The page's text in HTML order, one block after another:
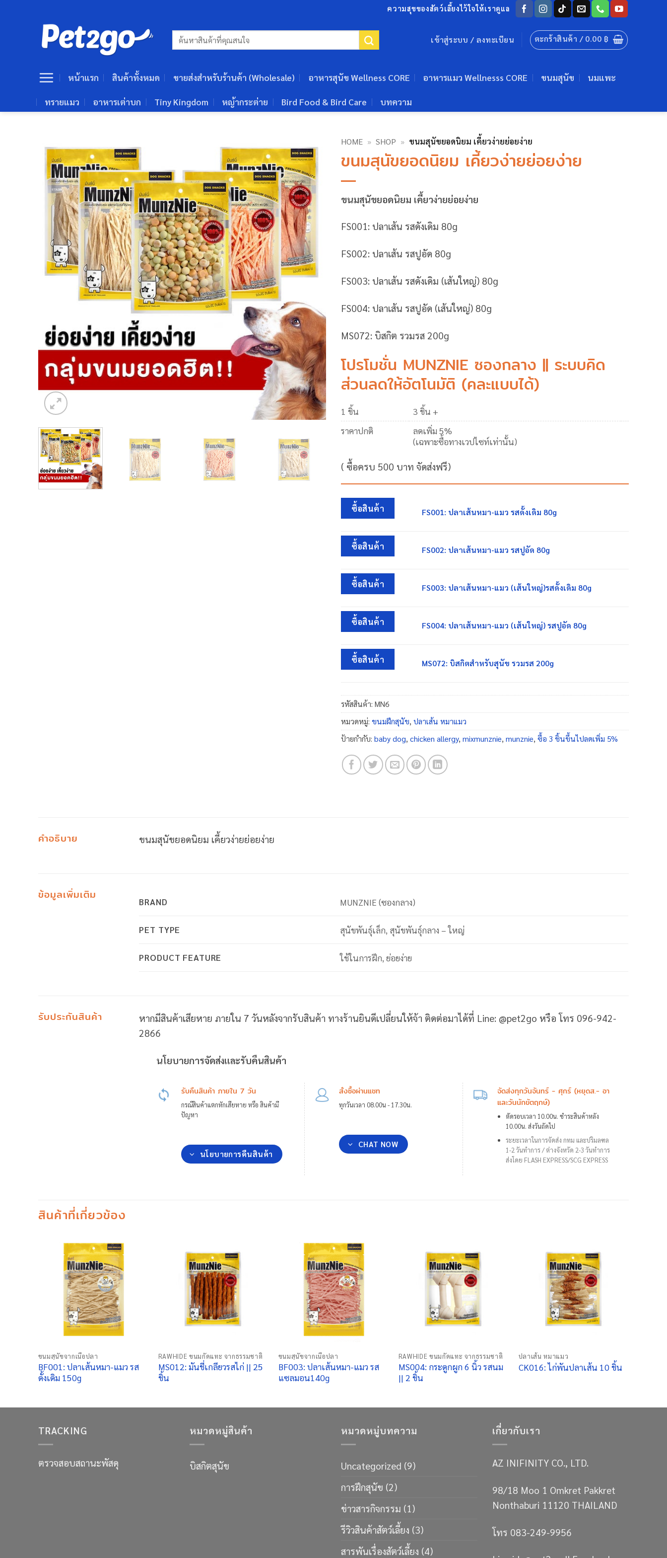
ความสุขของสัตว์เลี้ยงไว้ใจให้เราดูแล
ค้นหา: เข้าสู่ระบบ / ลงทะเบียน ตะกร้าสินค้า / 0.00 ฿
หน้าแรก สินค้าทั้งหมด ขายส่งสำหรับร้านค้า (Wholesale) อาหารสุนัข Wellness CORE อาหารแมว Wellnesss CORE ขนมสุนัข นมแพะ
ทรายแมว อาหารเต่าบก Tiny Kingdom หญ้ากระต่าย Bird Food & Bird Care บทความ
HOME » SHOP » ขนมสุนัขยอดนิยม เคี้ยวง่ายย่อยง่าย
ขนมสุนัขยอดนิยม เคี้ยวง่ายย่อยง่าย
ขนมสุนัขยอดนิยม เคี้ยวง่ายย่อยง่าย
FS001: ปลาเส้น รสดังเดิม 80g
FS002: ปลาเส้น รสปูอัด 80g
FS003: ปลาเส้น รสดังเดิม (เส้นใหญ่) 80g
FS004: ปลาเส้น รสปูอัด (เส้นใหญ่) 80g
MS072: บิสกิต รวมรส 200g
โปรโมชั่น MUNZNIE ซองกลาง || ระบบคิด
ส่วนลดให้อัตโนมัติ (คละแบบได้)
1 ชิ้น
3 ชิ้น +
ราคาปกติ
ลดเพิ่ม 5%
(เฉพาะซื้อทางเวปไซท์เท่านั้น)
( ซื้อครบ 500 บาท จัดส่งฟรี)
ซื้อสินค้า FS001: ปลาเส้นหมา-แมว รสดั้งเดิม 80g
ซื้อสินค้า FS002: ปลาเส้นหมา-แมว รสปูอัด 80g
ซื้อสินค้า FS003: ปลาเส้นหมา-แมว (เส้นใหญ่)รสดั้งเดิม 80g
ซื้อสินค้า FS004: ปลาเส้นหมา-แมว (เส้นใหญ่) รสปูอัด 80g
ซื้อสินค้า MS072: บิสกิตสำหรับสุนัข รวมรส 200g
รหัสสินค้า: MN6
หมวดหมู่: ขนมฝึกสุนัข, ปลาเส้น หมาแมว
ป้ายกำกับ: baby dog, chicken allergy, mixmunznie, munznie, ซื้อ 3 ชิ้นขึ้นไปลดเพิ่ม 5%
คำอธิบาย ขนมสุนัขยอดนิยม เคี้ยวง่ายย่อยง่าย
ข้อมูลเพิ่มเติม BRAND MUNZNIE (ซองกลาง)
PET TYPE สุนัขพันธุ์เล็ก, สุนัขพันธุ์กลาง – ใหญ่
PRODUCT FEATURE ใช้ในการฝึก, ย่อยง่าย
รับประกันสินค้า
หากมีสินค้าเสียหาย ภายใน 7 วันหลังจากรับสินค้า ทางร้านยินดีเปลี่ยนให้จ้า ติดต่อมาได้ที่ Line: @pet2go หรือ โทร 096-942-
2866
นโยบายการจัดส่งและรับคืนสินค้า
รับคืนสินค้า ภายใน 7 วัน
กรณีสินค้าแตกหักเสียหาย หรือ สินค้ามี
ปัญหา
นโยบายการคืนสินค้า
สั่งซื้อผ่านแชท
ทุกวันเวลา 08.00น - 17.30น.
CHAT NOW
จัดส่งทุกวันจันทร์ - ศุกร์ (หยุดส.- อา
และวันนักขัตฤกษ์)
ตัดรอบเวลา 10.00น. ชำระสินค้าหลัง
10.00น. ส่งวันถัดไป
ระยะเวลาในการจัดส่ง กทม และปริมลฑล
1-2 วันทำการ /ต่างจังหวัด 2-3 วันทำการ
ส่งโดย FLASH EXPRESS/SCG EXPRESS
สินค้าที่เกี่ยวข้อง
ขนมสุนัขจากเนื้อปลา
BF001: ปลาเส้นหมา-แมว รส
ดั้งเดิม 150g
RAWHIDE ขนมกัดแทะ จากธรรมชาติ
MS012: มันชี่เกลียวรสไก่ || 25
ชิ้น
ขนมสุนัขจากเนื้อปลา
BF003: ปลาเส้นหมา-แมว รส
แซลมอน140g
RAWHIDE ขนมกัดแทะ จากธรรมชาติ
MS004: กระดูกผูก 6 นิ้ว รสนม
|| 2 ชิ้น
ปลาเส้น หมาแมว
CK016: ไก่พันปลาเส้น 10 ชิ้น
TRACKING
ตรวจสอบสถานะพัสดุ
หมวดหมู่สินค้า
บิสกิตสุนัข
หมวดหมู่บทความ
Uncategorized (9)
การฝึกสุนัข (2)
ข่าวสารกิจกรรม (1)
รีวิวสินค้าสัตว์เลี้ยง (3)
สารพันเรื่องสัตว์เลี้ยง (4)
เกี่ยวกับเรา
AZ INIFINITY CO., LTD.
98/18 Moo 1 Omkret Pakkret
Nonthaburi 11120 THAILAND
โทร 083-249-9956